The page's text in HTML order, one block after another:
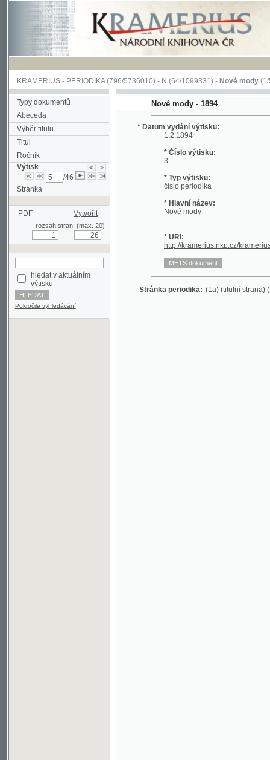
KRAMERIUS-PERIODIKA(796/5736010) -N(64/1099331) -Nové mody(1/5057)
Typy dokumentů
Abeceda
Výběr titulu
Titul
Ročník
Výtisk
/46
Stránka
PDF
rozsah stran: (max. 20)
výtisku
Pokročilé vyhledávání
Nové mody - 1894
* Datum vydání výtisku:
1.2.1894
* Číslo výtisku:
* Typ výtisku:
* Hlavní název:
Nové mody
* URI:
Stránka periodika: (1a) (titulní strana)